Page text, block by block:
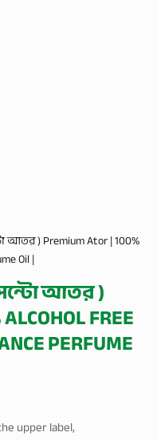
আতর ) Premium Ator | 100%
Oil |
আতর )
FREE
PERFUME
upper label,